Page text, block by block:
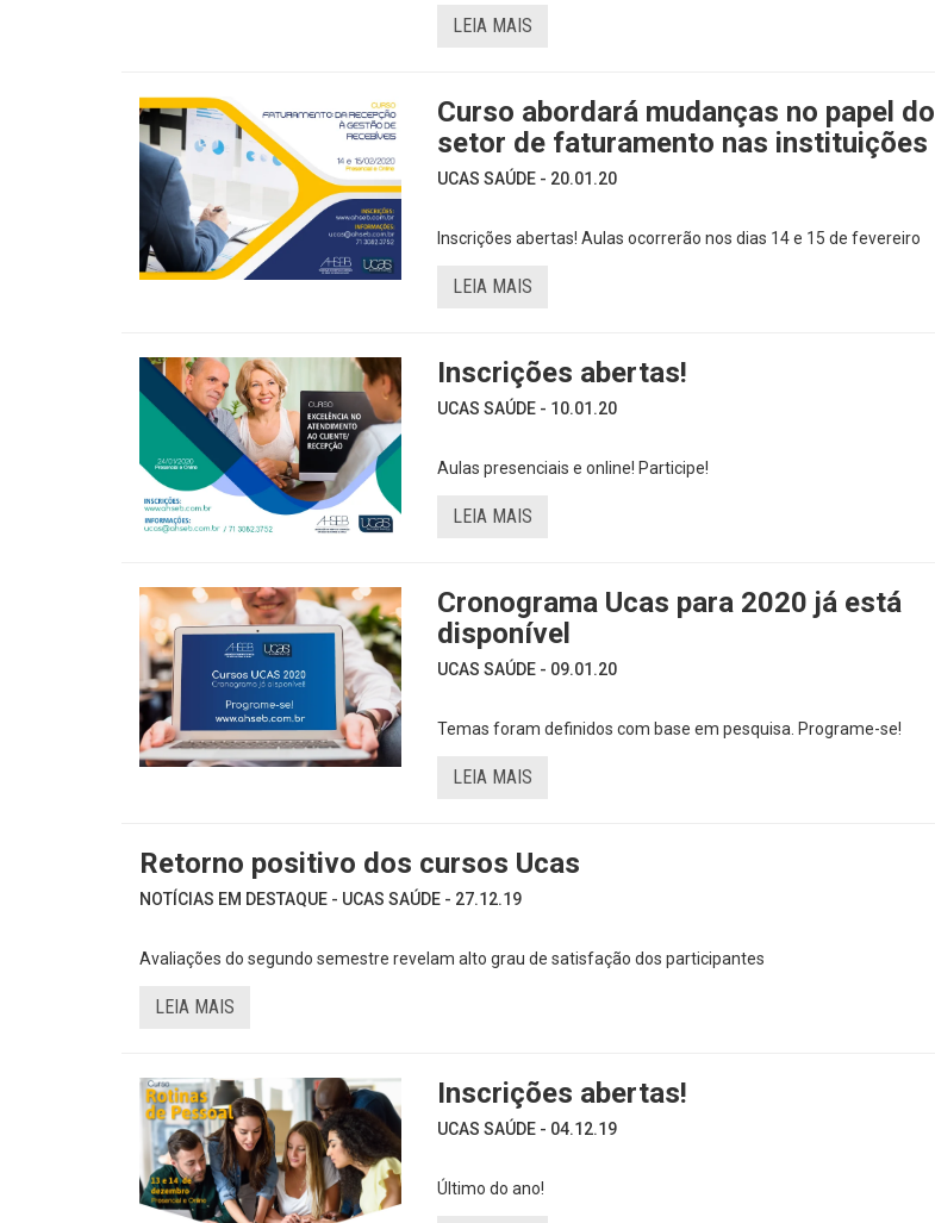
LEIA MAIS
Curso abordará mudanças no papel do
setor de faturamento nas instituições
UCAS SAÚDE - 20.01.20
Inscrições abertas! Aulas ocorrerão nos dias 14 e 15 de fevereiro
LEIA MAIS
Inscrições abertas!
UCAS SAÚDE - 10.01.20
Aulas presenciais e online! Participe!
LEIA MAIS
Cronograma Ucas para 2020 já está
disponível
UCAS SAÚDE - 09.01.20
Temas foram definidos com base em pesquisa. Programe-se!
LEIA MAIS
Retorno positivo dos cursos Ucas
NOTÍCIAS EM DESTAQUE - UCAS SAÚDE - 27.12.19
Avaliações do segundo semestre revelam alto grau de satisfação dos participantes
LEIA MAIS
Inscrições abertas!
UCAS SAÚDE - 04.12.19
Último do ano!